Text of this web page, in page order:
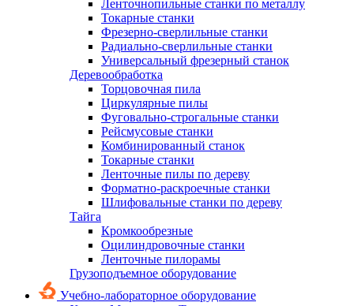
Ленточнопильные станки по металлу
Токарные станки
Фрезерно-сверлильные станки
Радиально-сверлильные станки
Универсальный фрезерный станок
Деревообработка
Торцовочная пила
Циркулярные пилы
Фуговально-строгальные станки
Рейсмусовые станки
Комбинированный станок
Токарные станки
Ленточные пилы по дереву
Форматно-раскроечные станки
Шлифовальные станки по дереву
Тайга
Кромкообрезные
Оцилиндровочные станки
Ленточные пилорамы
Грузоподъемное оборудование
Учебно-лабораторное оборудование